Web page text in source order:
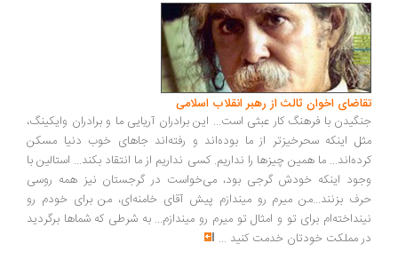
اخوان ثالث از رهبر انقلاب اسلامی
با فرهنگ کار عبثی است... این برادران آریایی ما و برادران وایکینگ،
اینکه سحرخیزتر از ما بوده‌اند و رفته‌اند جاهای خوب دنیا مسکن
ما همین چیزها را نداریم. کسی نداریم از ما انتقاد بکند... استالین با
اینکه خودش گرجی بود، می‌خواست در گرجستان نیز همه روسی
بزنند...من میرم رو میندازم پیش آقای خامنه‌ای، من برای خودم رو
برای تو و امثال تو میرم رو میندازم... به شرطی که شماها برگردید
مملکت خودتان خدمت کنید...